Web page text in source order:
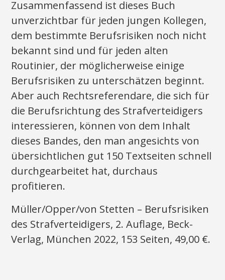
Zusammenfassend ist dieses Buch
unverzichtbar für jeden jungen Kollegen,
dem bestimmte Berufsrisiken noch nicht
bekannt sind und für jeden alten
Routinier, der möglicherweise einige
Berufsrisiken zu unterschätzen beginnt.
Aber auch Rechtsreferendare, die sich für
die Berufsrichtung des Strafverteidigers
interessieren, können von dem Inhalt
dieses Bandes, den man angesichts von
übersichtlichen gut 150 Textseiten schnell
durchgearbeitet hat, durchaus
profitieren.
Müller/Opper/von Stetten – Berufsrisiken
des Strafverteidigers, 2. Auflage, Beck-
Verlag, München 2022, 153 Seiten, 49,00 €.